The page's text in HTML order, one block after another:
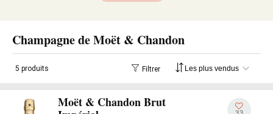
Champagne de Moët & Chandon
5 produits Filtrer
Moët & Chandon Brut